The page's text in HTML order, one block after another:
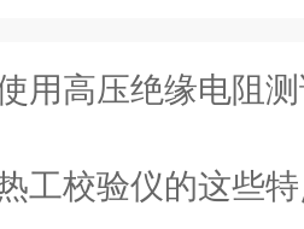
用高压绝缘电阻测试
工校验仪的这些